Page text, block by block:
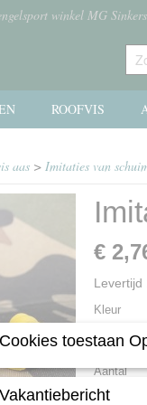
winkel MG Sinkers
ROOFVIS
aas > Imitaties van
€
Levertijd
Kleur
Aantal
Cookies toestaan
Vakantiebericht